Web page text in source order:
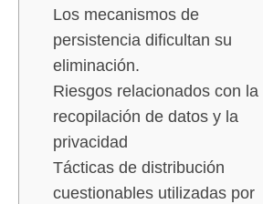
Los mecanismos de
persistencia dificultan su
eliminación.
Riesgos relacionados con la
recopilación de datos y la
privacidad
Tácticas de distribución
cuestionables utilizadas por